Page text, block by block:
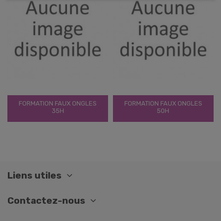
FORMATION FAUX ONGLES
35H
FORMATION FAUX ONGLES
50H
Liens utiles
Contactez-nous